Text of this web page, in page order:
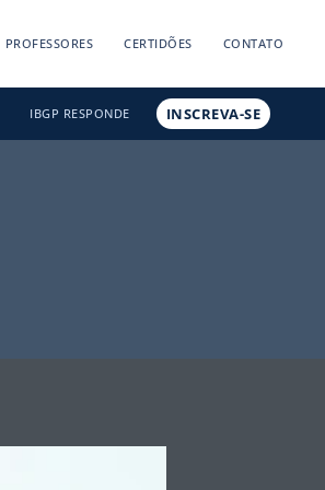
PROFESSORES CERTIDÕES CONTATO
IBGP RESPONDE INSCREVA-SE